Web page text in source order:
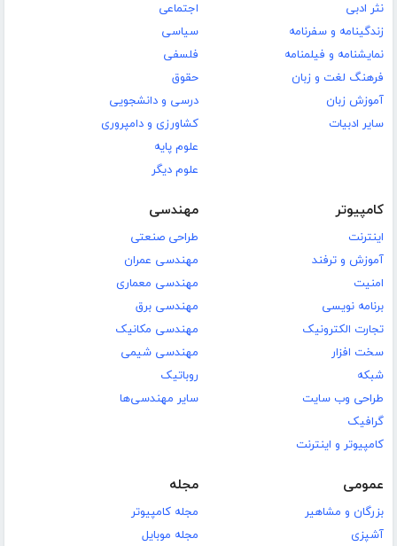
نثر ادبی
زندگینامه و سفرنامه
نمایشنامه و فیلمنامه
فرهنگ لغت و زبان
آموزش زبان
سایر ادبیات
اجتماعی
سیاسی
فلسفی
حقوق
درسی و دانشجویی
کشاورزی و دامپروری
علوم پایه
علوم دیگر
کامپیوتر
اینترنت
آموزش و ترفند
امنیت
برنامه نویسی
تجارت الکترونیک
سخت افزار
شبکه
طراحی وب سایت
گرافیک
کامپیوتر و اینترنت
مهندسی
طراحی صنعتی
مهندسی عمران
مهندسی معماری
مهندسی برق
مهندسی مکانیک
مهندسی شیمی
روباتیک
سایر مهندسی‌ها
عمومی
بزرگان و مشاهیر
آشپزی
مجله
مجله کامپیوتر
مجله موبایل